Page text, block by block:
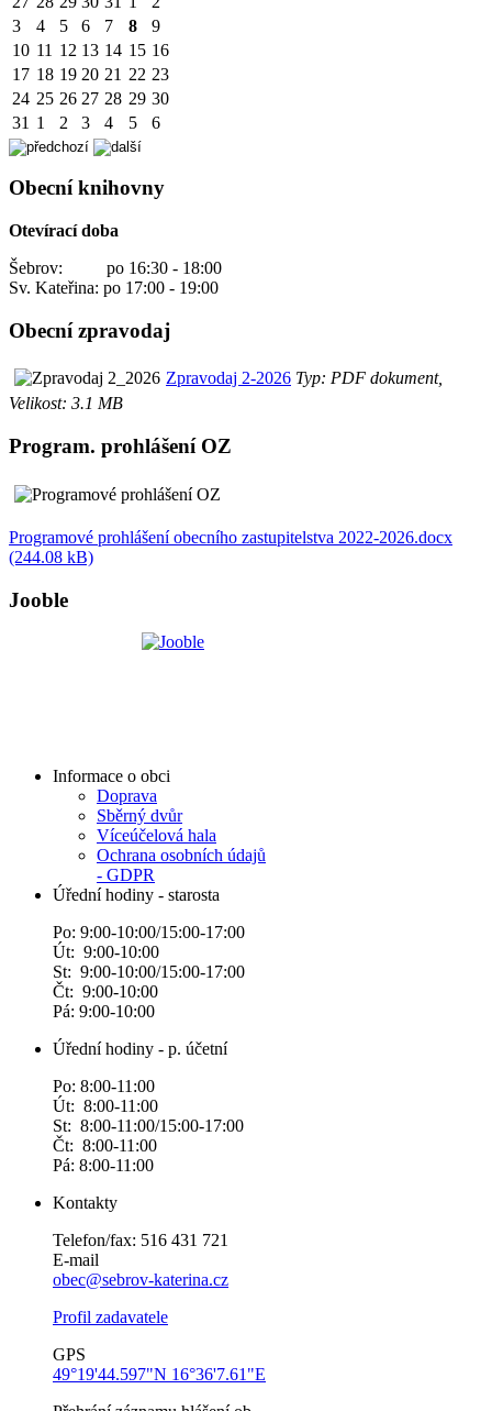
3
4 5 6 7 8
9
10 11 12 13 14 15 16
17 18 19 20 21 22 23
24 25 26 27 28 29 30
31 1 2 3 4 5 6
Obecní knihovny
Otevírací doba
Šebrov: po 16:30 - 18:00
Sv. Kateřina: po 17:00 - 19:00
Obecní zpravodaj
Zpravodaj 2-2026 Typ: PDF dokument,
Velikost: 3.1 MB
Program. prohlášení OZ
Programové prohlášení obecního zastupitelstva 2022-2026.docx
(244.08 kB)
Jooble
Informace o obci
Doprava
Sběrný dvůr
Víceúčelová hala
Ochrana osobních údajů
- GDPR
Úřední hodiny - starosta
Po: 9:00-10:00/15:00-17:00
Út: 9:00-10:00
St: 9:00-10:00/15:00-17:00
Čt: 9:00-10:00
Pá: 9:00-10:00
Úřední hodiny - p. účetní
Po: 8:00-11:00
Út: 8:00-11:00
St: 8:00-11:00/15:00-17:00
Čt: 8:00-11:00
Pá: 8:00-11:00
Kontakty
Telefon/fax: 516 431 721
E-mail
obec@sebrov-katerina.cz
Profil zadavatele
GPS
49°19'44.597"N 16°36'7.61"E